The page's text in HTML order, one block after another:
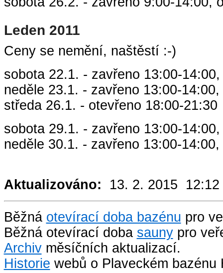
Leden 2011
Ceny se nemění, naštěstí :-)
sobota 22.1. - zavřeno 13:00-
neděle 23.1. - zavřeno 13:00-
středa 26.1. - otevřeno 18:00-21:30
sobota 29.1. - zavřeno 13:00-
neděle 30.1. - zavřeno 13:00-
Aktualizováno: 13. 2. 2015 12:12
Běžná otevírací doba bazénu pro
Běžná otevírací doba saunypro
Archivměsíčních aktualizací.
Historie webů o Plaveckém bazénu